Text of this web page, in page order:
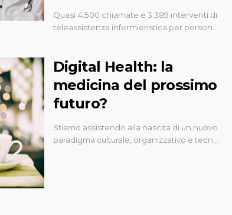
Quasi 4.500 chiamate e 3.389 interventi di
teleassistenza infermieristica per person…
Digital Health: la
medicina del prossimo
futuro?
Stiamo assistendo alla nascita di un nuovo
paradigma culturale, organizzativo e tecn…